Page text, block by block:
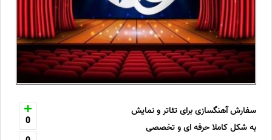
0
سفارش آهنگسازی برای تئاتر و نمایش
به شکل کاملا حرفه ای و تخصصی